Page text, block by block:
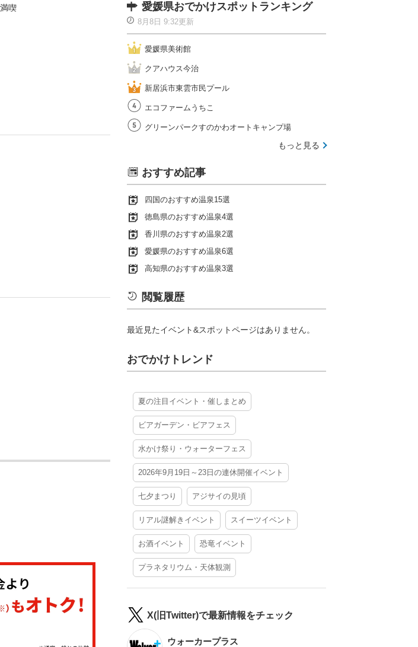
喫 愛媛県おでかけスポットランキング
8月8日 9:32更新
愛媛県美術館
クアハウス今治
新居浜市東雲市民プール
エコファームうちこ
グリーンパークすのかわオートキャンプ場
もっと見る
おすすめ記事
四国のおすすめ温泉15選
徳島県のおすすめ温泉4選
香川県のおすすめ温泉2選
愛媛県のおすすめ温泉6選
高知県のおすすめ温泉3選
閲覧履歴
最近見たイベント&スポットページはありません。
おでかけトレンド
夏の注目イベント・催しまとめ
ビアガーデン・ビアフェス
水かけ祭り・ウォーターフェス
2026年9月19日～23日の連休開催イベント
七夕まつり アジサイの見頃
リアル謎解きイベント スイーツイベント
お酒イベント 恐竜イベント
プラネタリウム・天体観測
X(旧Twitter)で最新情報をチェック
ウォーカープラス